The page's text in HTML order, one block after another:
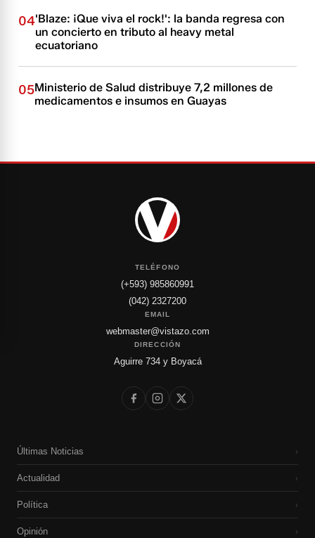
04'Blaze: ¡Que viva el rock!': la banda regresa con
un concierto en tributo al heavy metal
ecuatoriano
05Ministerio de Salud distribuye 7,2 millones de
medicamentos e insumos en Guayas
TELÉFONO
(+593) 985860991
(042) 2327200
EMAIL
webmaster@vistazo.com
DIRECCIÓN
Aguirre 734 y Boyacá
Últimas Noticias ›
Actualidad ›
Política ›
Opinión ›